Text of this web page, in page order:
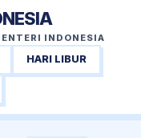
INDONESIA
HARI LIBUR